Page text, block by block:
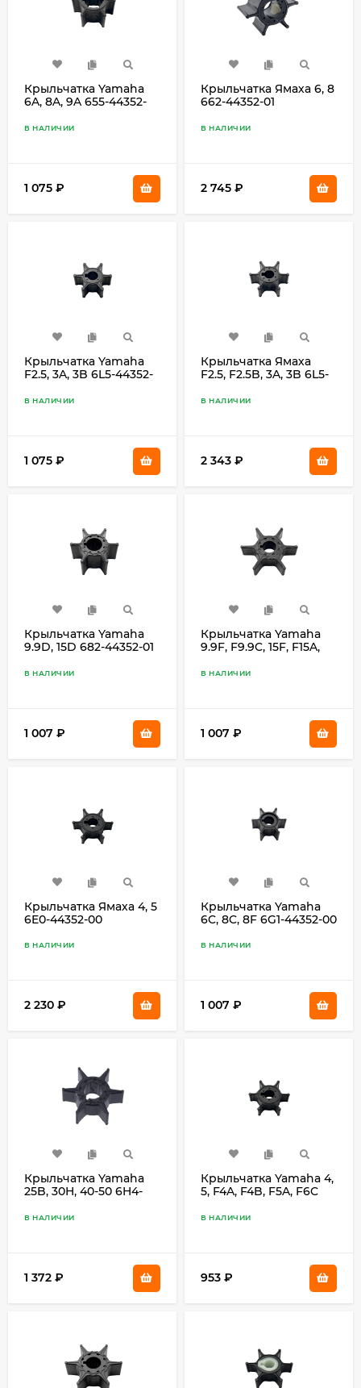
Крыльчатка Yamaha
6A, 8A, 9A 655-44352-
В НАЛИЧИИ
1 075 ₽
Крыльчатка Ямаха 6, 8
662-44352-01
В НАЛИЧИИ
2 745 ₽
Крыльчатка Yamaha
F2.5, 3A, 3B 6L5-44352-
В НАЛИЧИИ
1 075 ₽
Крыльчатка Ямаха
F2.5, F2.5B, 3A, 3B 6L5-
В НАЛИЧИИ
2 343 ₽
Крыльчатка Yamaha
9.9D, 15D 682-44352-01
В НАЛИЧИИ
1 007 ₽
Крыльчатка Yamaha
9.9F, F9.9C, 15F, F15A,
44352-00
В НАЛИЧИИ
1 007 ₽
Крыльчатка Ямаха 4, 5
6E0-44352-00
В НАЛИЧИИ
2 230 ₽
Крыльчатка Yamaha
6C, 8C, 8F 6G1-44352-00
В НАЛИЧИИ
1 007 ₽
Крыльчатка Yamaha
25B, 30H, 40-50 6H4-
В НАЛИЧИИ
1 372 ₽
Крыльчатка Yamaha 4,
5, F4A, F4B, F5A, F6C
В НАЛИЧИИ
953 ₽